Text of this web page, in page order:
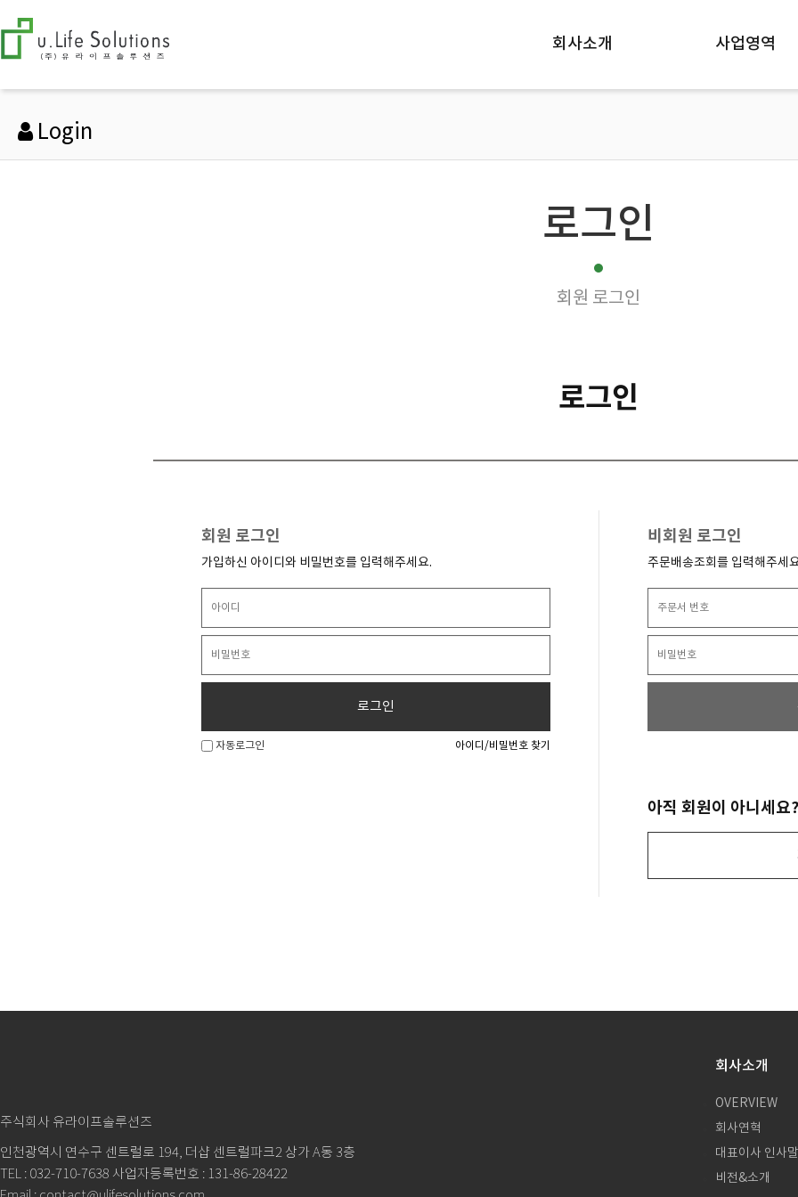
회사소개 사업영역
Login
로그인
회원 로그인
로그인
회원 로그인
가입하신 아이디와 비밀번호를 입력해주세요.
로그인
자동로그인 아이디/비밀번호 찾기
비회원 로그인
주문배송조회를 입력해주세
아직 회원이 아니세요?
주식회사 유라이프솔루션즈
인천광역시 연수구 센트럴로 194, 더샵 센트럴파크2 상가 A동 3층
TEL : 032-710-7638 사업자등록번호 : 131-86-28422
회사소개
OVERVIEW
회사연혁
대표이사 인사말
비전&소개